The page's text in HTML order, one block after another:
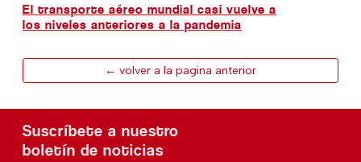
El transporte aéreo mundial casi vuelve a
los niveles anteriores a la pandemia
← volver a la pagina anterior
Suscríbete a nuestro
boletín de noticias